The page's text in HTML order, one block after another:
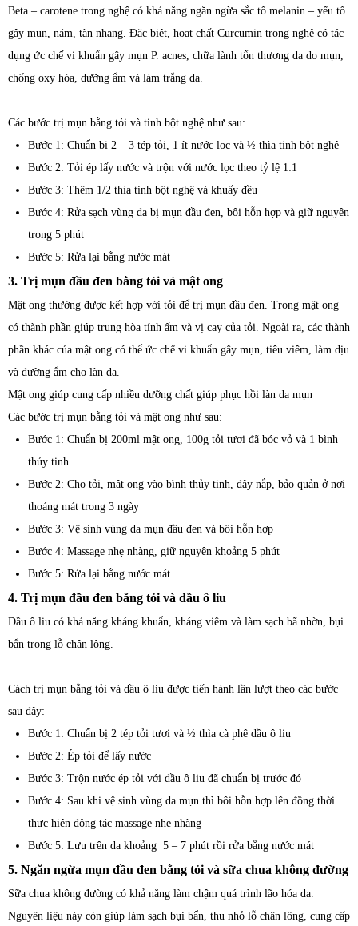
Beta – carotene trong nghệ có khả năng ngăn ngừa sắc tố melanin – yếu tố
gây mụn, nám, tàn nhang. Đặc biệt, hoạt chất Curcumin trong nghệ có tác
dụng ức chế vi khuẩn gây mụn P. acnes, chữa lành tổn thương da do mụn,
chống oxy hóa, dưỡng ẩm và làm trắng da.
Các bước trị mụn bằng tỏi và tinh bột nghệ như sau:
Bước 1: Chuẩn bị 2 – 3 tép tỏi, 1 ít nước lọc và ½ thìa tinh bột nghệ
Bước 2: Tỏi ép lấy nước và trộn với nước lọc theo tỷ lệ 1:1
Bước 3: Thêm 1/2 thìa tinh bột nghệ và khuấy đều
Bước 4: Rửa sạch vùng da bị mụn đầu đen, bôi hỗn hợp và giữ nguyên
trong 5 phút
Bước 5: Rửa lại bằng nước mát
3. Trị mụn đầu đen bằng tỏi và mật ong
Mật ong thường được kết hợp với tỏi để trị mụn đầu đen. Trong mật ong
có thành phần giúp trung hòa tính ấm và vị cay của tỏi. Ngoài ra, các thành
phần khác của mật ong có thể ức chế vi khuẩn gây mụn, tiêu viêm, làm dịu
và dưỡng ẩm cho làn da.
Mật ong giúp cung cấp nhiều dưỡng chất giúp phục hồi làn da mụn
Các bước trị mụn bằng tỏi và mật ong như sau:
Bước 1: Chuẩn bị 200ml mật ong, 100g tỏi tươi đã bóc vỏ và 1 bình
thủy tinh
Bước 2: Cho tỏi, mật ong vào bình thủy tinh, đậy nắp, bảo quản ở nơi
thoáng mát trong 3 ngày
Bước 3: Vệ sinh vùng da mụn đầu đen và bôi hỗn hợp
Bước 4: Massage nhẹ nhàng, giữ nguyên khoảng 5 phút
Bước 5: Rửa lại bằng nước mát
4. Trị mụn đầu đen bằng tỏi và dầu ô liu
Dầu ô liu có khả năng kháng khuẩn, kháng viêm và làm sạch bã nhờn, bụi
bẩn trong lỗ chân lông.
Cách trị mụn bằng tỏi và dầu ô liu được tiến hành lần lượt theo các bước
sau đây:
Bước 1: Chuẩn bị 2 tép tỏi tươi và ½ thìa cà phê dầu ô liu
Bước 2: Ép tỏi để lấy nước
Bước 3: Trộn nước ép tỏi với dầu ô liu đã chuẩn bị trước đó
Bước 4: Sau khi vệ sinh vùng da mụn thì bôi hỗn hợp lên đồng thời
thực hiện động tác massage nhẹ nhàng
Bước 5: Lưu trên da khoảng 5 – 7 phút rồi rửa bằng nước mát
5. Ngăn ngừa mụn đầu đen bằng tỏi và sữa chua không đường
Sữa chua không đường có khả năng làm chậm quá trình lão hóa da.
Nguyên liệu này còn giúp làm sạch bụi bẩn, thu nhỏ lỗ chân lông, cung cấp